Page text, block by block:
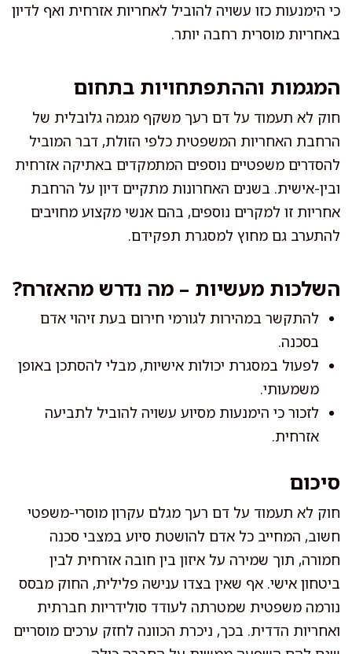
כי הימנעות כזו עשויה להוביל לאחריות אזרחית ואף לדיון
באחריות מוסרית רחבה יותר.
המגמות וההתפתחויות בתחום
חוק לא תעמוד על דם רעך משקף מגמה גלובלית של
הרחבת האחריות המשפטית כלפי הזולת, דבר המוביל
להסדרים משפטיים נוספים המתמקדים באתיקה אזרחית
ובין-אישית. בשנים האחרונות מתקיים דיון על הרחבת
אחריות זו למקרים נוספים, בהם אנשי מקצוע מחויבים
להתערב גם מחוץ למסגרת תפקידם.
השלכות מעשיות – מה נדרש מהאזרח?
להתקשר במהירות לגורמי חירום בעת זיהוי אדם
בסכנה.
לפעול במסגרת יכולות אישיות, מבלי להסתכן באופן
משמעותי.
לזכור כי הימנעות מסיוע עשויה להוביל לתביעה
אזרחית.
סיכום
חוק לא תעמוד על דם רעך מגלם עקרון מוסרי-משפטי
חשוב, המחייב כל אדם להושטת סיוע במצבי סכנה
חמורה, תוך שמירה על איזון בין חובה אזרחית לבין
ביטחון אישי. אף שאין בצדו ענישה פלילית, החוק מבסס
נורמה משפטית שמטרתה לעודד סולידריות חברתית
ואחריות הדדית. בכך, ניכרת הכוונה לחזק ערכים מוסריים